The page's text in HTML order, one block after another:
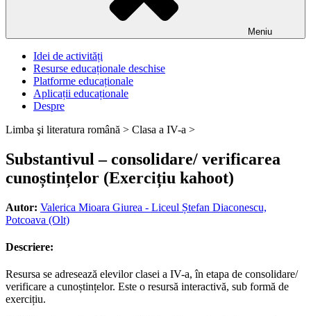
Meniu
Idei de activități
Resurse educaționale deschise
Platforme educaționale
Aplicații educaționale
Despre
Limba şi literatura română > Clasa a IV-a >
Substantivul – consolidare/ verificarea
cunoștințelor (Exercițiu kahoot)
Autor: Valerica Mioara Giurea - Liceul Ștefan Diaconescu,
Potcoava (Olt)
Descriere:
Resursa se adresează elevilor clasei a IV-a, în etapa de consolidare/
verificare a cunoștințelor. Este o resursă interactivă, sub formă de
exercițiu.